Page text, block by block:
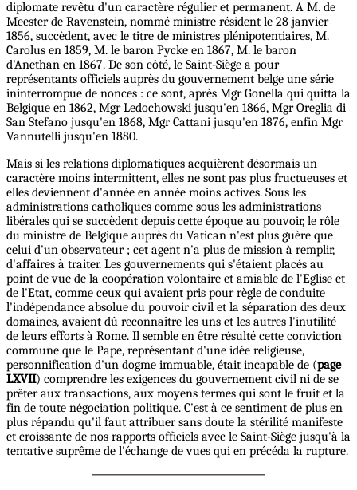
diplomate revêtu d'un caractère régulier et permanent. A M. de
Meester de Ravenstein, nommé ministre résident le 28 janvier
1856, succèdent, avec le titre de ministres plénipotentiaires, M.
Carolus en 1859, M. le baron Pycke en 1867, M. le baron
d'Anethan en 1867. De son côté, le Saint-Siège a pour
représentants officiels auprès du gouvernement belge une série
ininterrompue de nonces : ce sont, après Mgr Gonella qui quitta la
Belgique en 1862, Mgr Ledochowski jusqu'en 1866, Mgr Oreglia di
San Stefano jusqu'en 1868, Mgr Cattani jusqu'en 1876, enfin Mgr
Vannutelli jusqu'en 1880.
Mais si les relations diplomatiques acquièrent désormais un
caractère moins intermittent, elles ne sont pas plus fructueuses et
elles deviennent d'année en année moins actives. Sous les
administrations catholiques comme sous les administrations
libérales qui se succèdent depuis cette époque au pouvoir, le rôle
du ministre de Belgique auprès du Vatican n'est plus guère que
celui d'un observateur ; cet agent n'a plus de mission à remplir,
d'affaires à traiter. Les gouvernements qui s'étaient placés au
point de vue de la coopération volontaire et amiable de l'Eglise et
de l'Etat, comme ceux qui avaient pris pour règle de conduite
l'indépendance absolue du pouvoir civil et la séparation des deux
domaines, avaient dû reconnaître les uns et les autres l'inutilité
de leurs efforts à Rome. Il semble en être résulté cette conviction
commune que le Pape, représentant d'une idée religieuse,
personnification d'un dogme immuable, était incapable de (page
LXVII) comprendre les exigences du gouvernement civil ni de se
prêter aux transactions, aux moyens termes qui sont le fruit et la
fin de toute négociation politique. C'est à ce sentiment de plus en
plus répandu qu'il faut attribuer sans doute la stérilité manifeste
et croissante de nos rapports officiels avec le Saint-Siège jusqu'à la
tentative suprême de l'échange de vues qui en précéda la rupture.